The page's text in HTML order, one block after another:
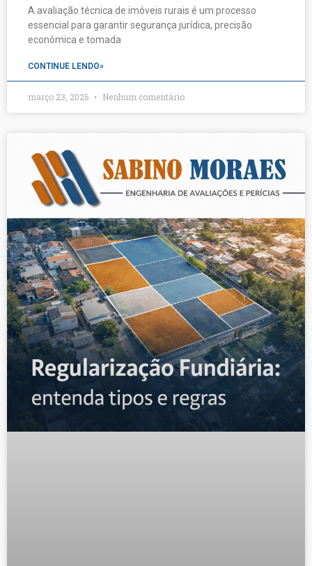
A avaliação técnica de imóveis rurais é um processo
essencial para garantir segurança jurídica, precisão
econômica e tomada
CONTINUE LENDO»
março 23, 2026 Nenhum comentário